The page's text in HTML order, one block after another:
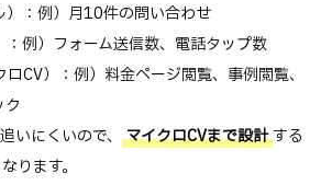
）：例）月10件の問い合わせ
例）フォーム送信数、電話タップ数
CV）：例）料金ページ閲覧、事例閲覧、
いにくいので、マイクロCVまで設計 する
ります。